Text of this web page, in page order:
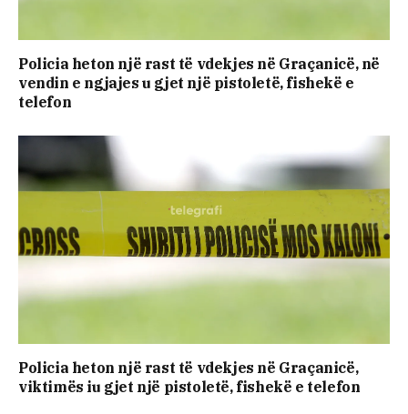
Policia heton një rast të vdekjes në Graçanicë, në
vendin e ngjajes u gjet një pistoletë, fishekë e
telefon
Policia heton një rast të vdekjes në Graçanicë,
viktimës iu gjet një pistoletë, fishekë e telefon